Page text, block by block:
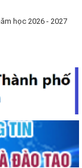
học 2026 - 2027